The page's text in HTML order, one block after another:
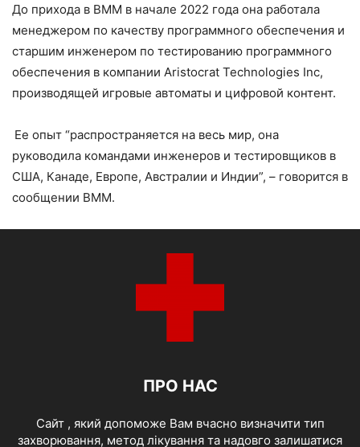
До прихода в BMM в начале 2022 года она работала
менеджером по качеству программного обеспечения и
старшим инженером по тестированию программного
обеспечения в компании Aristocrat Technologies Inc,
производящей игровые автоматы и цифровой контент.
Ее опыт “распространяется на весь мир, она
руководила командами инженеров и тестировщиков в
США, Канаде, Европе, Австралии и Индии”, – говорится в
сообщении BMM.
ПРО НАС
Cайт , який допоможе Вам вчасно визначити тип
захворювання, метод лікування та надовго залишатися